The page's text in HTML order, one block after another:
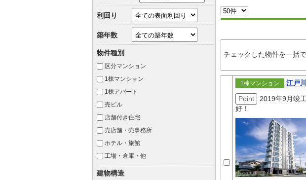
チェックした物件を一括で
1棟マンション
江戸
Point
2019年9月竣
好！
利回り
築年数
物件種別
区分マンション
1棟マンション
1棟アパート
売ビル
店舗付き住宅
売店舗・売事務所
ホテル・旅館
工場・倉庫・他
建物構造